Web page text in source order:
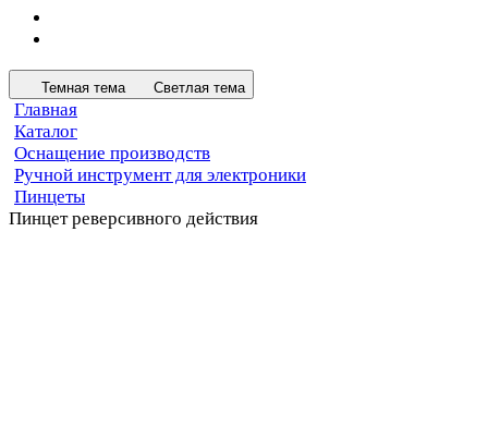
Темная тема Светлая тема
Главная
Каталог
Оснащение производств
Ручной инструмент для электроники
Пинцеты
Пинцет реверсивного действия